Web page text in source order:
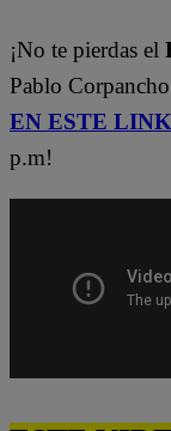
¡No te pierdas el
Pablo
EN ESTE LINK
p.m!